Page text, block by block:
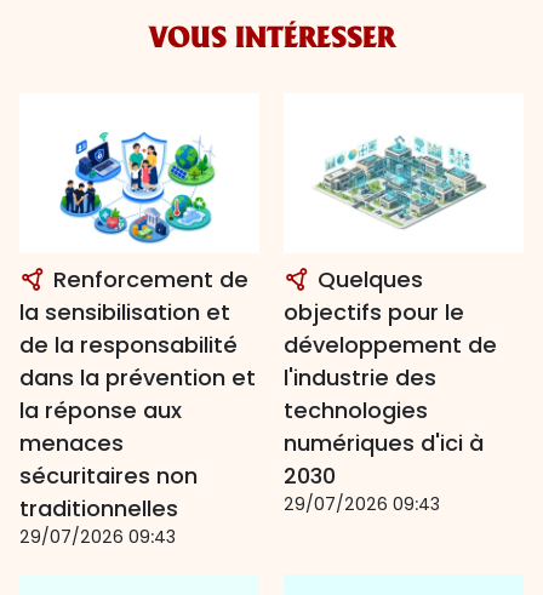
VOUS INTÉRESSER
Renforcement de
la sensibilisation et
de la responsabilité
dans la prévention et
la réponse aux
menaces
sécuritaires non
traditionnelles
29/07/2026 09:43
Quelques
objectifs pour le
développement de
l'industrie des
technologies
numériques d'ici à
2030
29/07/2026 09:43